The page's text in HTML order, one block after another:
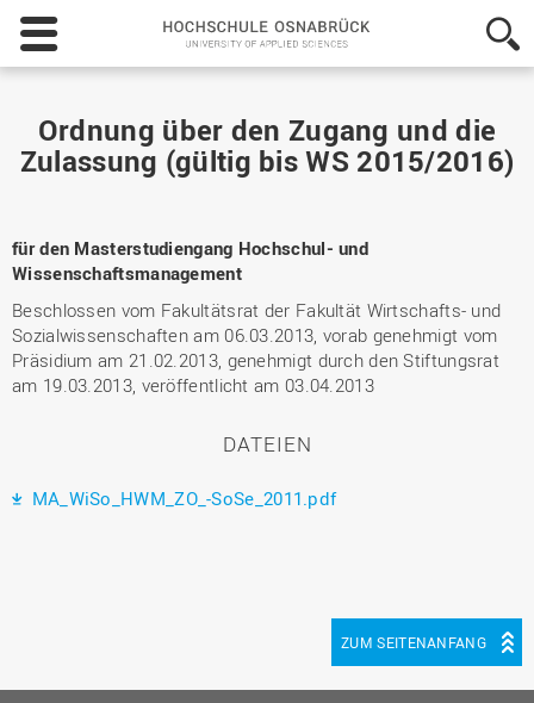
Hochschule
Osnabrück
-
Applied
Sciences
Ordnung über den Zugang und die
Zulassung (gültig bis WS 2015/2016)
für den Masterstudiengang Hochschul- und
Wissenschaftsmanagement
Beschlossen vom Fakultätsrat der Fakultät Wirtschafts- und
Sozialwissenschaften am 06.03.2013, vorab genehmigt vom
Präsidium am 21.02.2013, genehmigt durch den Stiftungsrat
am 19.03.2013, veröffentlicht am 03.04.2013
DATEIEN
MA_WiSo_HWM_ZO_-SoSe_2011.pdf
ZUM SEITENANFANG